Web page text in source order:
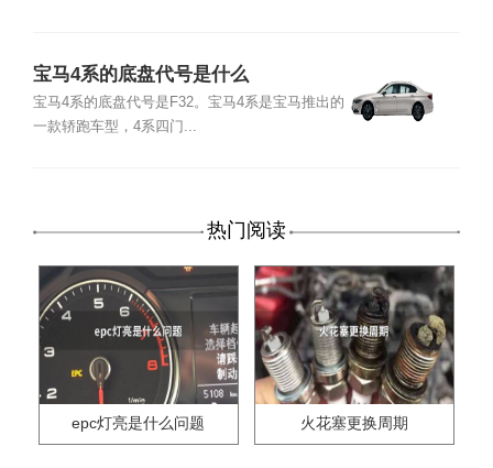
宝马4系的底盘代号是什么
宝马4系的底盘代号是F32。宝马4系是宝马推出的
一款轿跑车型，4系四门...
热门阅读
epc灯亮是什么问题 火花塞更换周期